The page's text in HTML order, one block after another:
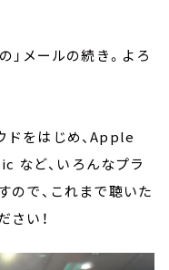
」メールの続き。よろ
ドをはじめ、Apple
など、いろんなプラ
ので、これまで聴いた
さい！